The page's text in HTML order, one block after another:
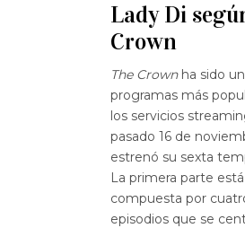
Lady Di
Crown
The Crownha sido
programas más
los servicios
pasado 16 de
estrenó su sexta
La primera parte está
compuesta por
episodios que se